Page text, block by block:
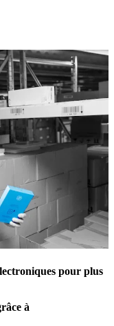
pour plus
à